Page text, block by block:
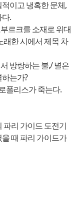
이고 냉혹한 문체,
.
르크를 소재로 위대
래한 시에서 제목 차
방랑하는 불,/ 별은
는가?
폴리스가 죽는다.
파리 가이드 도전기
때 파리 가이드가